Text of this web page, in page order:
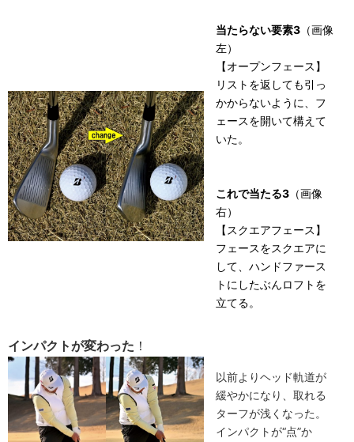
当たらない要素3（画像
左）
【オープンフェース】
リストを返しても引っ
かからないように、フ
ェースを開いて構えて
いた。
これで当たる3（画像
右）
【スクエアフェース】
フェースをスクエアに
して、ハンドファース
トにしたぶんロフトを
立てる。
インパクトが変わった ！
以前よりヘッド軌道が
緩やかになり、取れる
ターフが浅くなった。
インパクトが“点”か